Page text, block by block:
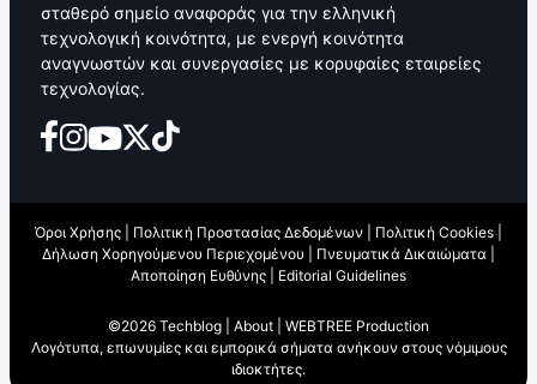
σταθερό σημείο αναφοράς για την ελληνική
τεχνολογική κοινότητα, με ενεργή κοινότητα
αναγνωστών και συνεργασίες με κορυφαίες εταιρείες
τεχνολογίας.
Όροι Χρήσης Πολιτική Προστασίας Δεδομένων Πολιτική Cookies
Δήλωση Χορηγούμενου Περιεχομένου
Πνευματικά Δικαιώματα
Αποποίηση Ευθύνης
Editorial Guidelines
©2026 Techblog | About
WEBTREE Production
Λογότυπα, επωνυμίες και εμπορικά σήματα ανήκουν στους νόμιμους
ιδιοκτήτες.